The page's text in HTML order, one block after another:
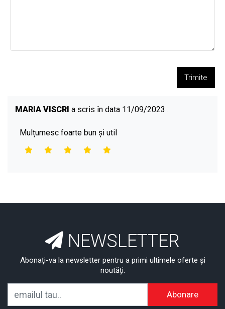
Trimite
MARIA VISCRI a scris în data 11/09/2023 :
Mulțumesc foarte bun și util
NEWSLETTER
Abonați-va la newsletter pentru a primi ultimele oferte și
noutăți:
Abonare